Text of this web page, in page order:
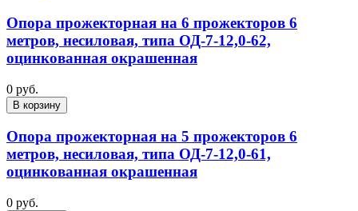
Опора прожекторная на 6 прожекторов 6
метров, несиловая, типа ОД-7-12,0-62,
оцинкованная окрашенная
0 руб.
В корзину
Опора прожекторная на 5 прожекторов 6
метров, несиловая, типа ОД-7-12,0-61,
оцинкованная окрашенная
0 руб.